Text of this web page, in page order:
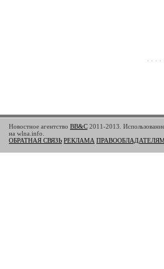
Новостное агентство BB&C 2011-2013.
на wlna.info.
ОБРАТНАЯ СВЯЗЬ РЕКЛАМА